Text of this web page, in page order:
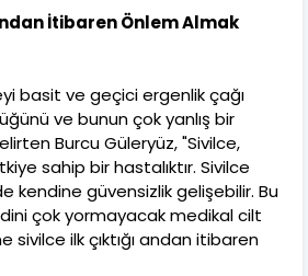
İtibaren Önlem Almak
basit ve geçici ergenlik çağı
ve bunun çok yanlış bir
Burcu Güleryüz, "Sivilce,
sahip bir hastalıktır. Sivilce
kendine güvensizlik gelişebilir. Bu
çok yormayacak medikal cilt
ilk çıktığı andan itibaren